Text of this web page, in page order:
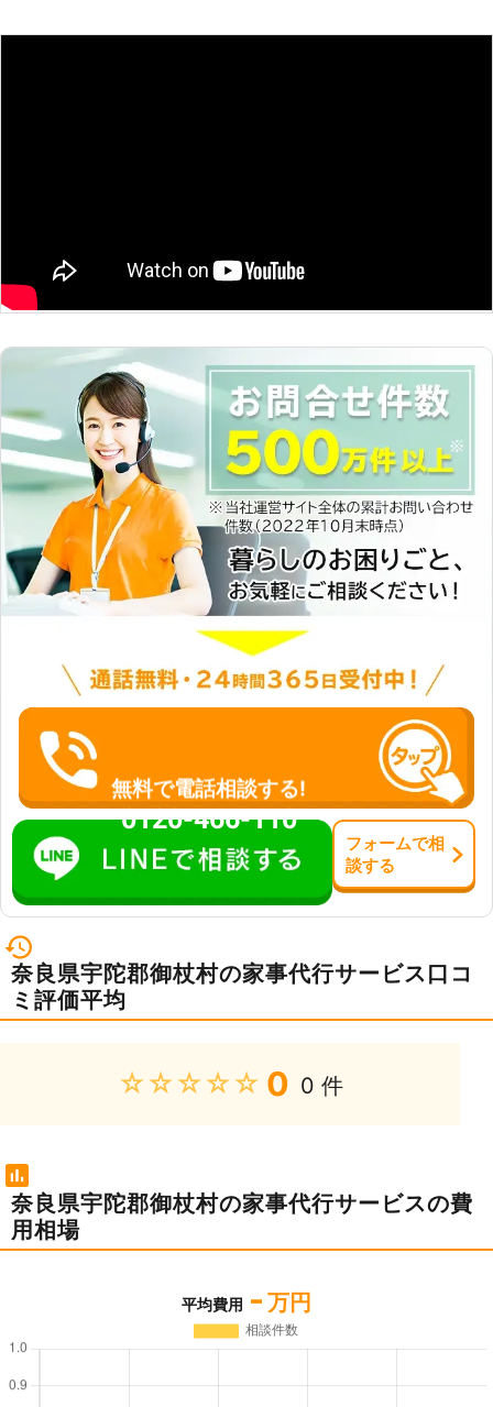
物代行（献立も一緒に考えます） 病
☆時間制！その時に必要なことをお手
制の一律料金でサービスを承っていま
ることが可能です。また、ハウスクリ
ーニング業もおこなっていることか
ら、本格的なクリーニングが必要な場
合にも対応ができます。「ひとりで家
事をするのは大変」というとき、家事
代行を大阪で依頼するなら当店にご相
談ください。 ☆女性スタッフ在籍！
女性の1人暮らしも安心してください
家事代行となると、お客様の大切な家
に上がり、生活に足を踏み入れること
になります。プライバシーの問題や
「同性のスタッフの方が気が楽」とい
う場合もあるかと思います。そんなと
きには、当店には女性スタッフも在籍
しているため、ご要望があれば同性の
スタッフを派遣することも可能です。
家事代行はお客様の快適さを追求する
なんでーもに、お任せください。 便
利屋なんでーもは24時間いつでもお
客様のご要望にお応えできるよう、定
休日や営業時間をもうけておりませ
ん。ご自宅でのお困りごとがありまし
たら、ぜひ当店の家事代行サービスを
ご利用ください。
無料で電話相談する!
0120-466-110
フォームで相
談する
奈良県宇陀郡御杖村の家事代行サービス口コ
ミ評価平均
★★★★★ 0 0 件
奈良県宇陀郡御杖村の家事代行サービスの費
用相場
平均費用 - 万円